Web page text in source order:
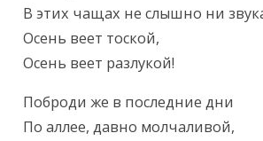
В этих чащах не слышно ни
Осень веет тоской,
Осень веет разлукой!
Поброди же в последние дни
По аллее, давно молчаливой,